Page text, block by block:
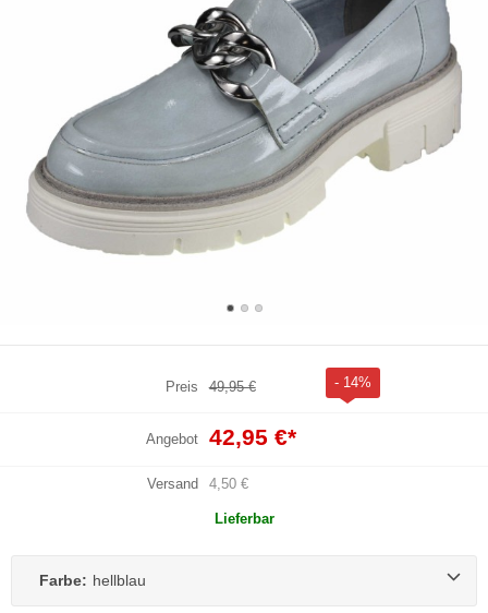
Preis 49,95 € - 14%
Angebot 42,95 €*
Versand 4,50 €
Lieferbar
Farbe: hellblau